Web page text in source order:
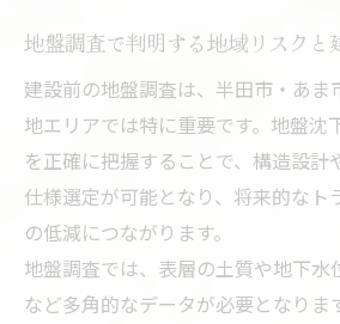
地盤調査で判明する地域リスクと
建設前の地盤調査は、半田市・あま
地エリアでは特に重要です。地盤沈
を正確に把握することで、構造設計
仕様選定が可能となり、将来的なト
の低減につながります。
地盤調査では、表層の土質や地下水
など多角的なデータが必要となりま